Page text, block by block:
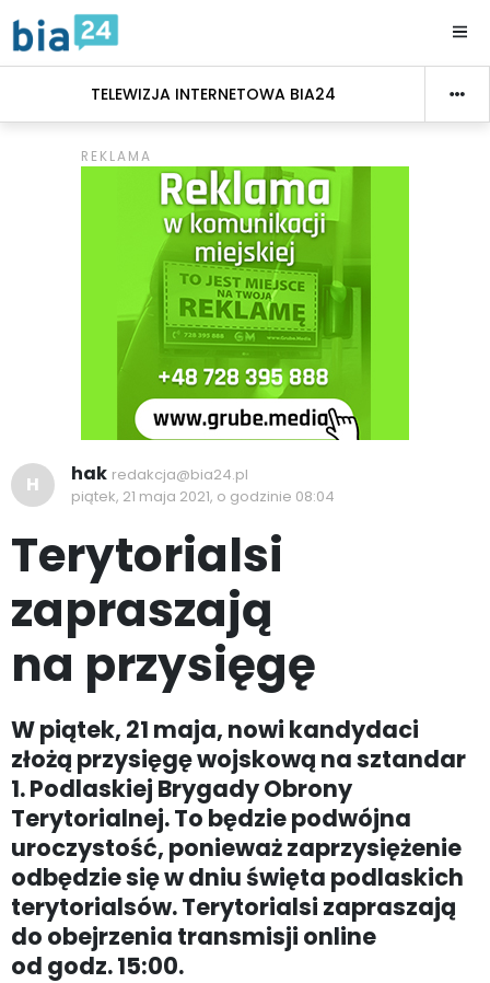
TELEWIZJA INTERNETOWA BIA24
H hak redakcja@bia24.pl
piątek, 21 maja 2021, o godzinie 08:04
Terytorialsi
zapraszają
na przysięgę
W piątek, 21 maja, nowi kandydaci
złożą przysięgę wojskową na sztandar
1. Podlaskiej Brygady Obrony
Terytorialnej. To będzie podwójna
uroczystość, ponieważ zaprzysiężenie
odbędzie się w dniu święta podlaskich
terytorialsów. Terytorialsi zapraszają
do obejrzenia transmisji online
od godz. 15:00.